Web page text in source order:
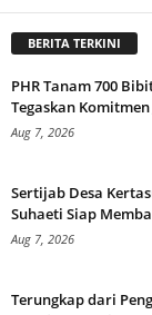
BERITA TERKINI
PHR Tanam 700
Tegaskan
Aug 7, 2026
Sertijab Desa
Suhaeti Siap
Aug 7, 2026
Terungkap dari